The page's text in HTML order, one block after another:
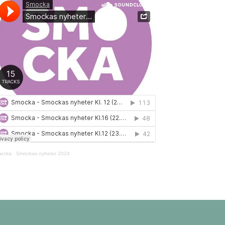
· Smockas nyheter 2024